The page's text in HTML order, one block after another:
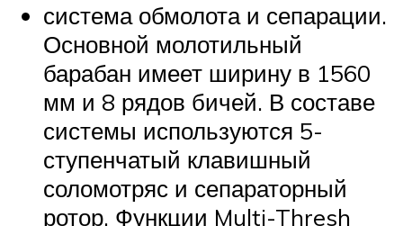
система обмолота и сепарации.
Основной молотильный
барабан имеет ширину в 1560
мм и 8 рядов бичей. В составе
системы используются 5-
ступенчатый клавишный
соломотряс и сепараторный
ротор. Функции Multi-Thresh